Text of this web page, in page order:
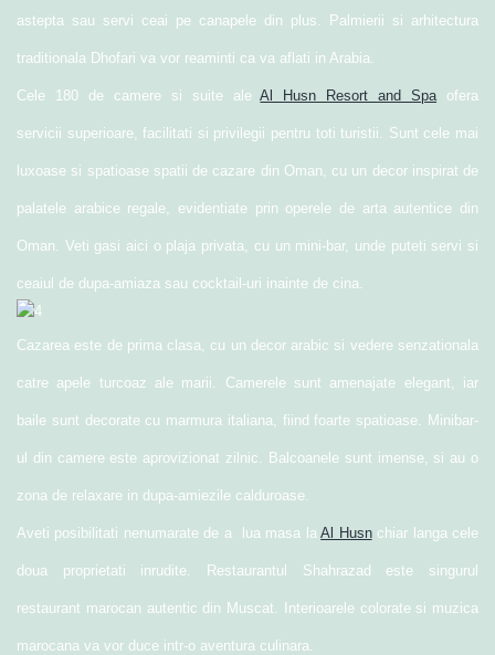
astepta sau servi ceai pe canapele din plus. Palmierii si arhitectura
traditionala Dhofari va vor reaminti ca va aflati in Arabia.
Cele 180 de camere si suite aleAl Husn Resort and Spa ofera
servicii superioare, facilitati si privilegii pentru toti turistii. Sunt cele mai
luxoase si spatioase spatii de cazare din Oman, cu un decor inspirat de
palatele arabice regale, evidentiate prin operele de arta autentice din
Oman. Veti gasi aici o plaja privata, cu un mini-bar, unde puteti servi si
ceaiul de dupa-amiaza sau cocktail-uri inainte de cina.
Cazarea este de prima clasa, cu un decor arabic si vedere senzationala
catre apele turcoaz ale marii. Camerele sunt amenajate elegant, iar
baile sunt decorate cu marmura italiana, fiind foarte spatioase. Minibar-
ul din camere este aprovizionat zilnic. Balcoanele sunt imense, si au o
zona de relaxare in dupa-amiezile calduroase.
Aveti posibilitati nenumarate de a lua masa laAl Husnchiar langa cele
doua proprietati inrudite. Restaurantul Shahrazad este singurul
restaurant marocan autentic din Muscat. Interioarele colorate si muzica
marocana va vor duce intr-o aventura culinara.